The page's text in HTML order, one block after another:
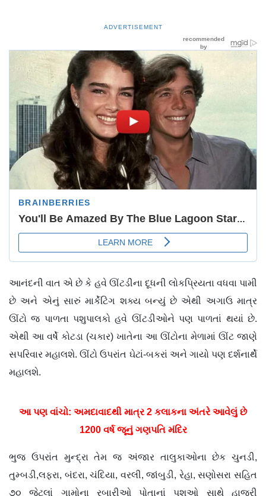
ADVERTISEMENT
આનંદની વાત એ છે કે હવે ઊંટડીના દૂધની લોકપ્રિયતા વધવા પામી
છે અને એનું સારું માર્કેટિંગ શક્ય બન્યું છે એથી અગાઉ માત્ર
ઊંટો જ પાળતા પશુપાલકો હવે ઊંટડીઓને પણ પાળતાં થયાં છે.
એથી આ વર્ષે કોટડા (ચકાર) ખાતેના આ ઊંટોના મેળામાં ઊંટ જાણે
સપરિવાર મહાલશે. ઊંટો ઉપરાંત ઘેટાં-બકરાં અને ગાયો પણ દર્શનાર્થે
મહાલશે.
આ પણ વાંચો: અમદાવાદથી માત્ર 2 કલાકના અંતરે આવેલું છે
1200 વર્ષ જૂનું ગણપતિ મંદિર
ભુજ ઉપરાંત મુન્દ્રા તેમ જ અંજાર તાલુકાઓના છેક ચુનડી,
તુમ્બડી,લફરા, બંદરા, ચંદિયા, વરલી, જાંબુડી, રેહા, સણોસરા સહિત
૭૦ જેટલાં ગામોના રબારીઓ પોતાનાં પશુઓ સાથે હાજરી